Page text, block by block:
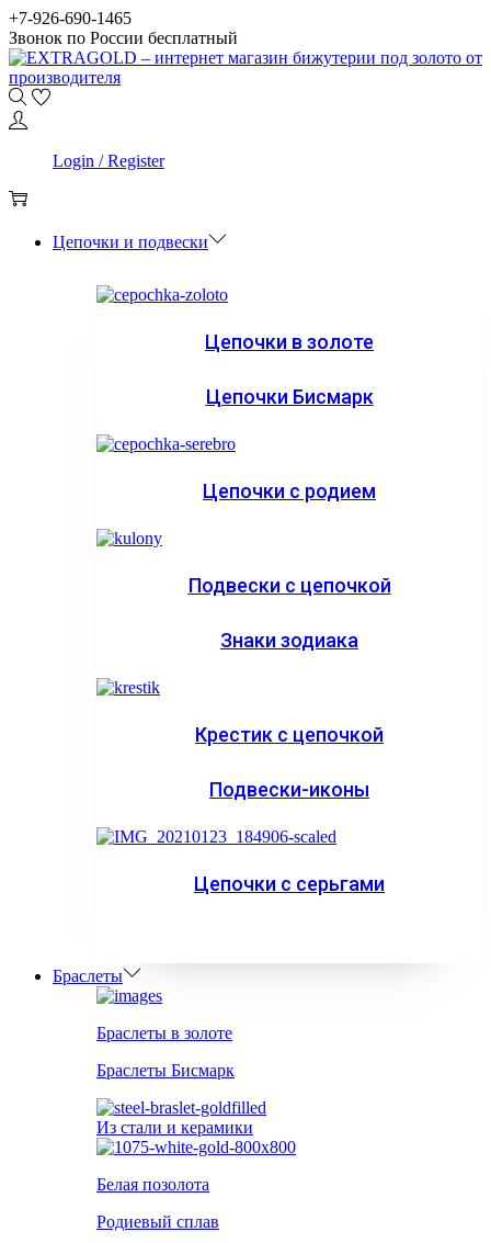
Skip
to
navigation
Skip
to
content
+7-926-690-1465
Звонок по России бесплатный
Login / Register
Цепочки и подвески
Цепочки в золоте
Цепочки Бисмарк
Цепочки с родием
Подвески с цепочкой
Знаки зодиака
Крестик с цепочкой
Подвески-иконы
Цепочки с серьгами
Браслеты
Браслеты в золоте
Браслеты Бисмарк
Из стали и керамики
Белая позолота
Родиевый сплав